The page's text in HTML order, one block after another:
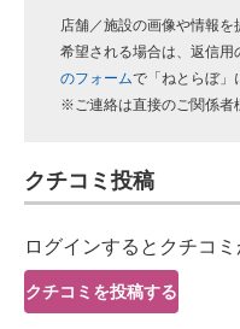
企業ITのトレンドを詳説
経営リーダーのコミュニテ
ITエンジニア向け専門サイ
企業向けIT製品の総合サイ
IT製品の技術・比較・事例
店舗／施設の画像や情報
希望される場合は、返信用
のフォームで「ねとらぼ」
※ご連絡は直接のご関係者
クチコミ投稿
ログインするとクチコ
クチコミを投稿する